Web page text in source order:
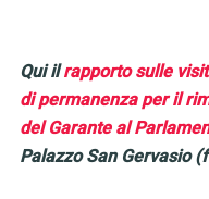
Qui ilrapporto sulle
di permanenza per il
del Garante al
Palazzo San Gervasio